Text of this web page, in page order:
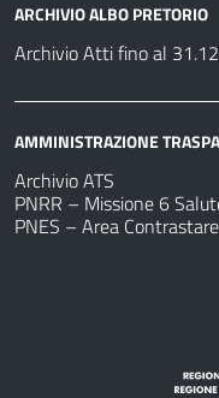
ARCHIVIO ALBO PRETORIO
Archivio Atti fino al
AMMINISTRAZIONE
Archivio ATS
PNRR – Missione 6
PNES – Area